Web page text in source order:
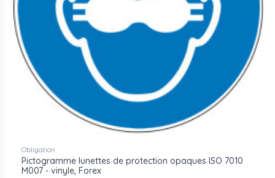
Obligation
Pictogramme lunettes de protection opaques ISO 7010
M007 - vinyle, Forex